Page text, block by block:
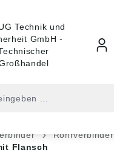
Rohrverbinder
Flansch